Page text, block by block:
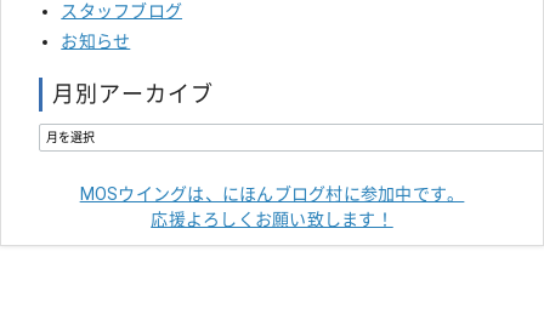
スタッフブログ
お知らせ
月別アーカイブ
MOSウイングは、にほんブログ村に参加中です。
応援よろしくお願い致します！